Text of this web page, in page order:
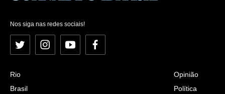
Nos siga nas redes sociais!
Twitter InstagramYouTubeFacebook
Rio
Brasil
Opinião
Política